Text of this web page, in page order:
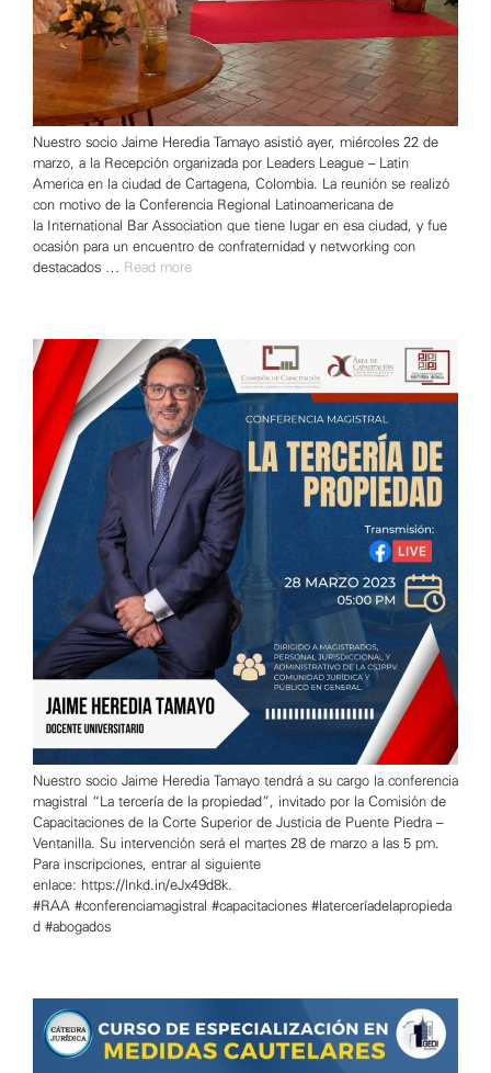
Nuestro socio Jaime Heredia Tamayo asistió ayer, miércoles 22 de
marzo, a la Recepción organizada por Leaders League – Latin
America en la ciudad de Cartagena, Colombia. La reunión se realizó
con motivo de la Conferencia Regional Latinoamericana de
la International Bar Association que tiene lugar en esa ciudad, y fue
ocasión para un encuentro de confraternidad y networking con
destacados … Read more
Nuestro socio Jaime Heredia Tamayo tendrá a su cargo la conferencia
magistral “La tercería de la propiedad”, invitado por la Comisión de
Capacitaciones de la Corte Superior de Justicia de Puente Piedra –
Ventanilla. Su intervención será el martes 28 de marzo a las 5 pm.
Para inscripciones, entrar al siguiente
enlace: https://lnkd.in/eJx49d8k.
#RAA #conferenciamagistral #capacitaciones #laterceríadelapropieda
d #abogados